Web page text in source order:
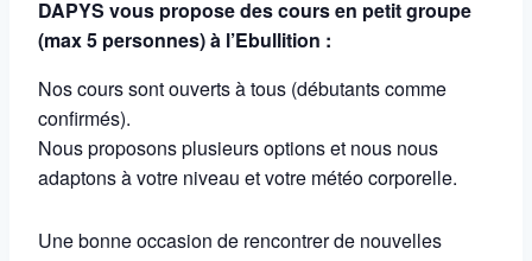
DAPYS vous propose des cours en petit groupe
(max 5 personnes) à l’Ebullition :
Nos cours sont ouverts à tous (débutants comme
confirmés).
Nous proposons plusieurs options et nous nous
adaptons à votre niveau et votre météo corporelle.
Une bonne occasion de rencontrer de nouvelles